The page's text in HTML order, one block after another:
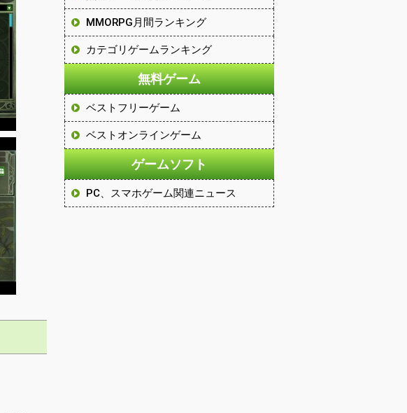
MMORPG月間ランキング
カテゴリゲームランキング
無料ゲーム
ベストフリーゲーム
ベストオンラインゲーム
ゲームソフト
PC、スマホゲーム関連ニュース